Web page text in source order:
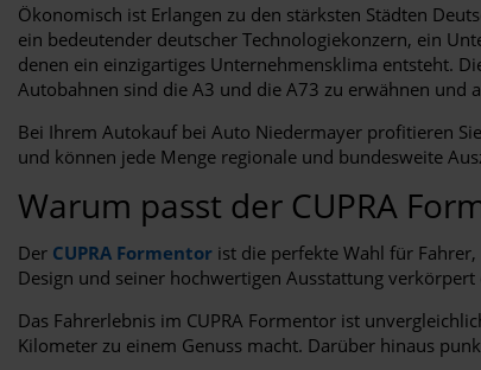
Ökonomisch ist Erlangen zu den stärksten Städten
ein bedeutender deutscher Technologiekonzern, ein
denen ein einzigartiges Unternehmensklima entsteht.
Autobahnen sind die A3 und die A73 zu erwähnen und
Bei Ihrem Autokauf bei Auto Niedermayer profitieren
und können jede Menge regionale und bundesweite
Warum passt der CUPRA
Der CUPRA Formentor ist die perfekte Wahl für
Design und seiner hochwertigen Ausstattung
Das Fahrerlebnis im CUPRA Formentor ist
Kilometer zu einem Genuss macht. Darüber hinaus